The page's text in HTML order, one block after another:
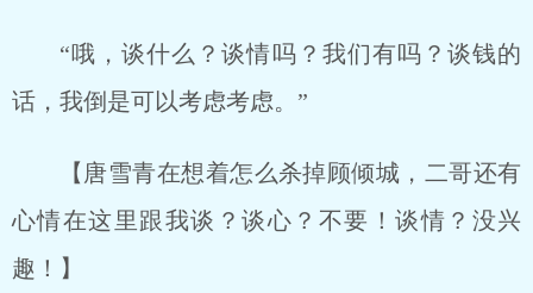
“哦，谈什么？谈情吗？我们有吗？谈钱的
话，我倒是可以考虑考虑。”
【唐雪青在想着怎么杀掉顾倾城，二哥还有
心情在这里跟我谈？谈心？不要！谈情？没兴
趣！】